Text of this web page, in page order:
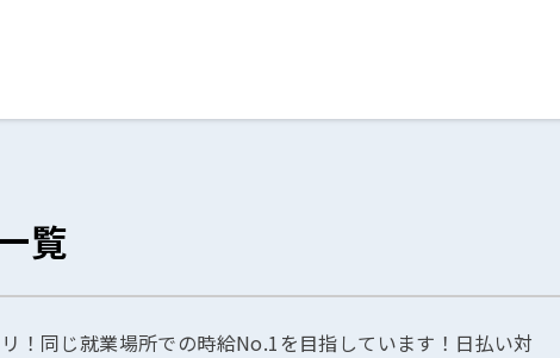
どる
りリスト
覧
！同じ就業場所での時給No.1を目指しています！日払い対